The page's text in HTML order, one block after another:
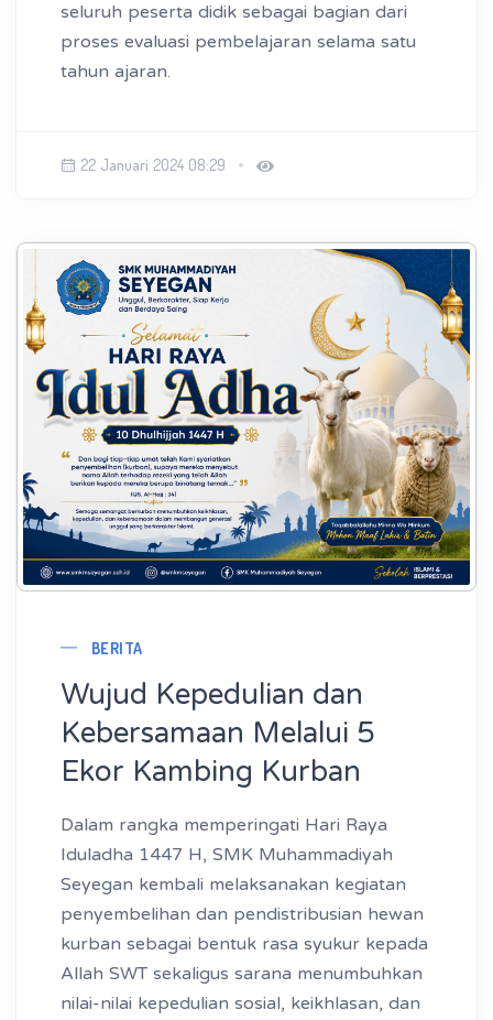
seluruh peserta didik sebagai bagian dari
proses evaluasi pembelajaran selama satu
tahun ajaran.
22 Januari 2024 08:29
BERITA
Wujud Kepedulian dan
Kebersamaan Melalui 5
Ekor Kambing Kurban
Dalam rangka memperingati Hari Raya
Iduladha 1447 H, SMK Muhammadiyah
Seyegan kembali melaksanakan kegiatan
penyembelihan dan pendistribusian hewan
kurban sebagai bentuk rasa syukur kepada
Allah SWT sekaligus sarana menumbuhkan
nilai-nilai kepedulian sosial, keikhlasan, dan